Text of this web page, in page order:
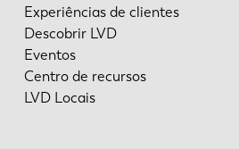
Experiências de clientes
Descobrir LVD
Eventos
Centro de recursos
LVD Locais